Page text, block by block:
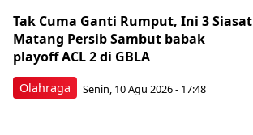
Olahraga
Tak Cuma Ganti Rumput, Ini 3 Siasat
Matang Persib Sambut babak
playoff ACL 2 di GBLA
Senin, 10 Agu 2026 - 17:48